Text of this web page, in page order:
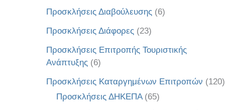
Προσκλήσεις Διαβούλευσης (6)
Προσκλήσεις Διάφορες (23)
Προσκλήσεις Επιτροπής Τουριστικής
Ανάπτυξης (6)
Προσκλήσεις Καταργημένων Επιτροπών (120)
Προσκλήσεις ΔΗΚΕΠΑ(65)